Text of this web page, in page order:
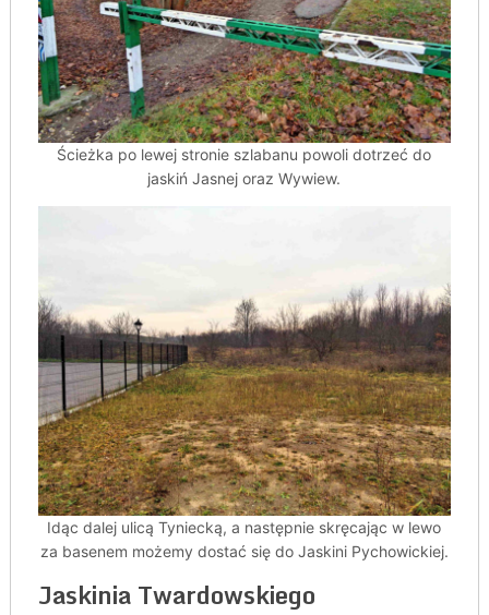
Ścieżka po lewej stronie szlabanu powoli dotrzeć do
jaskiń Jasnej oraz Wywiew.
Idąc dalej ulicą Tyniecką, a następnie skręcając w lewo
za basenem możemy dostać się do Jaskini Pychowickiej.
Jaskinia Twardowskiego